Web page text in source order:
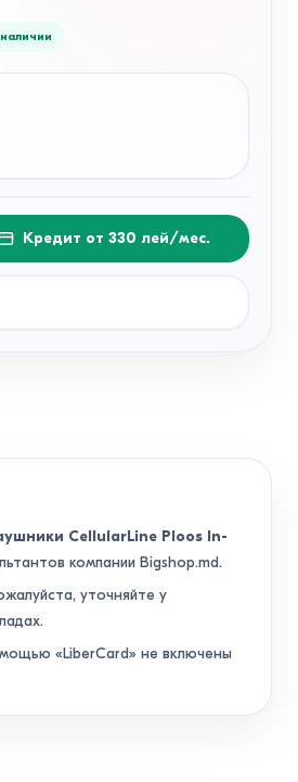
Кредит от 330 лей/мес.
CellularLine Ploos In-
компании Bigshop.md.
уточняйте у
«LiberCard» не включены